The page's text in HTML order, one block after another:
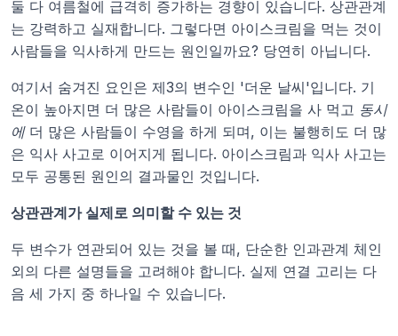
둘 다 여름철에 급격히 증가하는 경향이 있습니다. 상관관계
는 강력하고 실재합니다. 그렇다면 아이스크림을 먹는 것이
사람들을 익사하게 만드는 원인일까요? 당연히 아닙니다.
여기서 숨겨진 요인은 제3의 변수인 '더운 날씨'입니다. 기
온이 높아지면 더 많은 사람들이 아이스크림을 사 먹고 동시
에 더 많은 사람들이 수영을 하게 되며, 이는 불행히도 더 많
은 익사 사고로 이어지게 됩니다. 아이스크림과 익사 사고는
모두 공통된 원인의 결과물인 것입니다.
상관관계가 실제로 의미할 수 있는 것
두 변수가 연관되어 있는 것을 볼 때, 단순한 인과관계 체인
외의 다른 설명들을 고려해야 합니다. 실제 연결 고리는 다
음 세 가지 중 하나일 수 있습니다.